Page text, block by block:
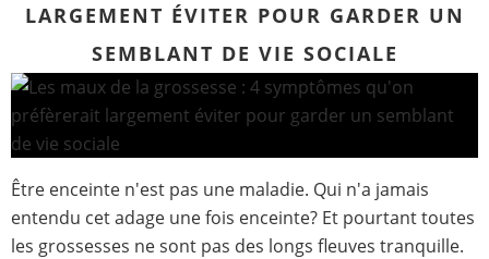
LARGEMENT ÉVITER POUR GARDER UN
SEMBLANT DE VIE SOCIALE
Être enceinte n'est pas une maladie. Qui n'a jamais
entendu cet adage une fois enceinte? Et pourtant toutes
les grossesses ne sont pas des longs fleuves tranquille.